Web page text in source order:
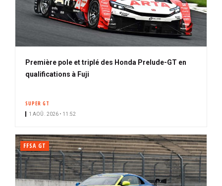
Première pole et triplé des Honda Prelude-GT en
qualifications à Fuji
SUPER GT
1 AOÛ. 2026 • 11:52
FFSA GT